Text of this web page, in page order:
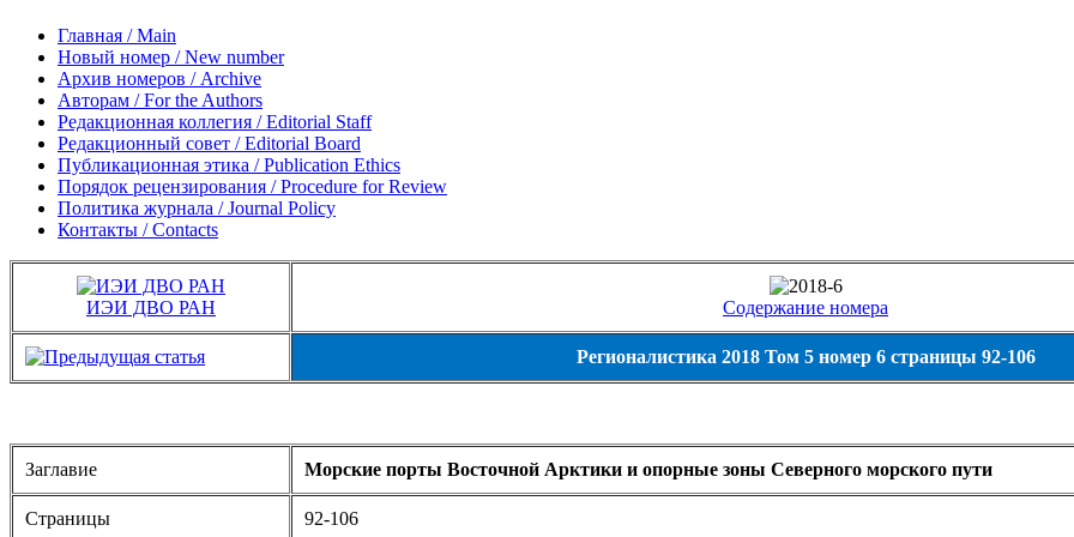
Главная / Main
Новый номер / New number
Архив номеров / Archive
Авторам / For the Authors
Редакционная коллегия / Editorial Staff
Редакционный совет / Editorial Board
Публикационная этика / Publication Ethics
Порядок рецензирования / Procedure for Review
Политика журнала / Journal Policy
Контакты / Contacts
ИЭИ ДВО РАН Содержание номера
Регионалистика 2018 Том 5 номер 6 страницы 92-106
Заглавие Морские порты Восточной Арктики и опорные зоны Северного морского пути
Страницы 92-106